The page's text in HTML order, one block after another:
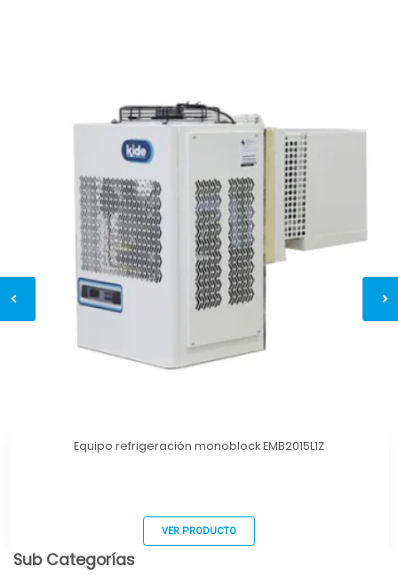
Equipo refrigeración monoblock EMB2015L1Z
VER PRODUCTO
Sub Categorías